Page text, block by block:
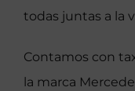
todas juntas a la
Contamos con
la marca